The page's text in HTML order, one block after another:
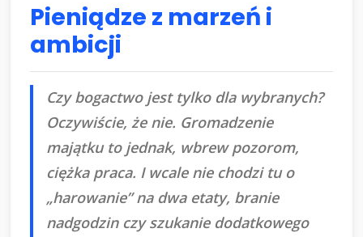
Pieniądze z marzeń i
ambicji
Czy bogactwo jest tylko dla wybranych?
Oczywiście, że nie. Gromadzenie
majątku to jednak, wbrew pozorom,
ciężka praca. I wcale nie chodzi tu o
„harowanie” na dwa etaty, branie
nadgodzin czy szukanie dodatkowego